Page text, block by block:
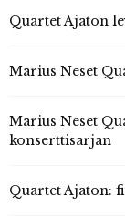
Quartet Ajaton
Marius Neset
Marius Neset
konserttisarjan
Quartet Ajaton: